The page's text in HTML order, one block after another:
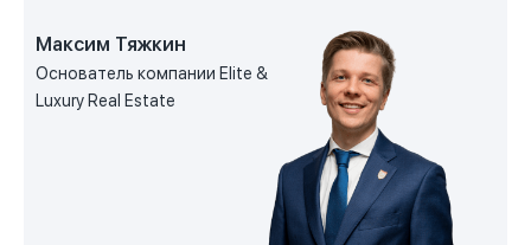
Максим Тяжкин
Основатель компании Elite &
Luxury Real Estate